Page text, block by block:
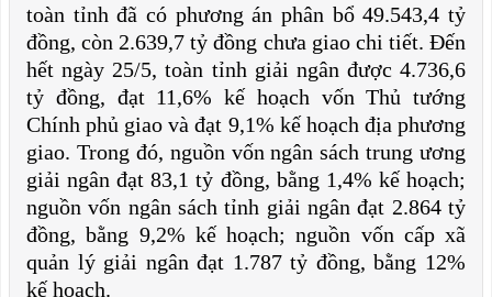
toàn tỉnh đã có phương án phân bổ 49.543,4 tỷ
đồng, còn 2.639,7 tỷ đồng chưa giao chi tiết. Đến
hết ngày 25/5, toàn tỉnh giải ngân được 4.736,6
tỷ đồng, đạt 11,6% kế hoạch vốn Thủ tướng
Chính phủ giao và đạt 9,1% kế hoạch địa phương
giao. Trong đó, nguồn vốn ngân sách trung ương
giải ngân đạt 83,1 tỷ đồng, bằng 1,4% kế hoạch;
nguồn vốn ngân sách tỉnh giải ngân đạt 2.864 tỷ
đồng, bằng 9,2% kế hoạch; nguồn vốn cấp xã
quản lý giải ngân đạt 1.787 tỷ đồng, bằng 12%
kế hoạch.